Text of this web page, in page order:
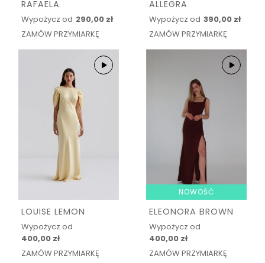
RAFAELA
Wypożycz od 290,00 zł
ZAMÓW PRZYMIARKĘ
ALLEGRA
Wypożycz od 390,00 zł
ZAMÓW PRZYMIARKĘ
LOUISE LEMON
Wypożycz od
400,00 zł
ZAMÓW PRZYMIARKĘ
NOWOŚĆ
ELEONORA BROWN
Wypożycz od
400,00 zł
ZAMÓW PRZYMIARKĘ